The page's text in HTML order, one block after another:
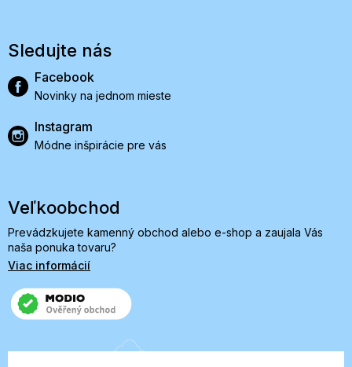
Sledujte nás
Facebook
Novinky na jednom mieste
Instagram
Módne inšpirácie pre vás
Veľkoobchod
Prevádzkujete kamenný obchod alebo e-shop a zaujala Vás
naša ponuka tovaru?
Viac informácií